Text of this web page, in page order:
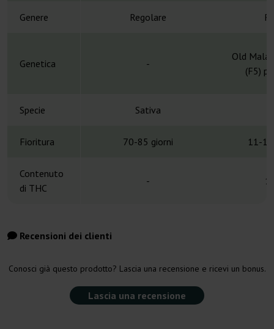
Genere Regolare
Genetica -
Old
(F5)
Specie Sativa
Fioritura 70-85 giorni 11-
Contenuto
di THC
-
Recensioni dei clienti
Conosci già questo prodotto? Lascia una recensione e ricevi un bonus.
Lascia una recensione